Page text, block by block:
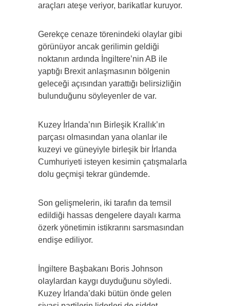
araçları ateşe veriyor, barikatlar kuruyor.
Gerekçe cenaze törenindeki olaylar gibi
görünüyor ancak gerilimin geldiği
noktanın ardında İngiltere’nin AB ile
yaptığı Brexit anlaşmasının bölgenin
geleceği açısından yarattığı belirsizliğin
bulunduğunu söyleyenler de var.
Kuzey İrlanda’nın Birleşik Krallık’ın
parçası olmasından yana olanlar ile
kuzeyi ve güneyiyle birleşik bir İrlanda
Cumhuriyeti isteyen kesimin çatışmalarla
dolu geçmişi tekrar gündemde.
Son gelişmelerin, iki tarafın da temsil
edildiği hassas dengelere dayalı karma
özerk yönetimin istikrarını sarsmasından
endişe ediliyor.
İngiltere Başbakanı Boris Johnson
olaylardan kaygı duyduğunu söyledi.
Kuzey İrlanda’daki bütün önde gelen